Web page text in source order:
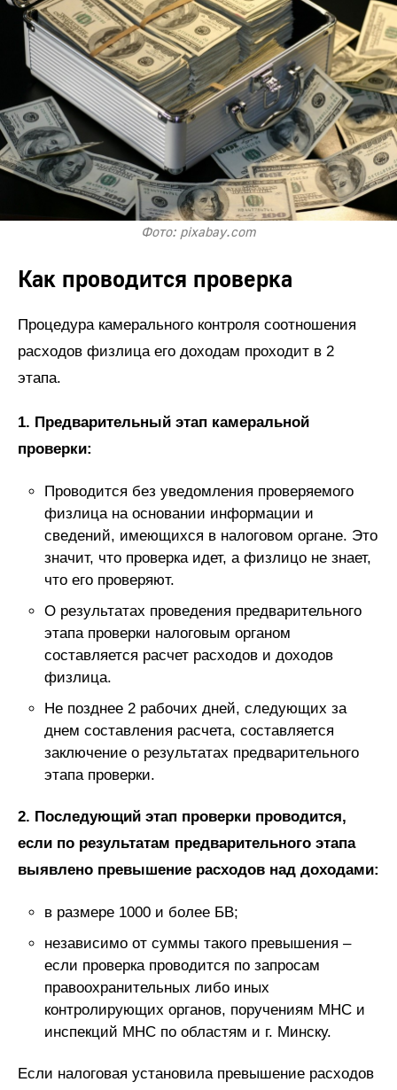
Фото: pixabay.com
Как проводится проверка
Процедура камерального контроля соотношения
расходов физлица его доходам проходит в 2
этапа.
1. Предварительный этап камеральной
проверки:
Проводится без уведомления проверяемого
физлица на основании информации и
сведений, имеющихся в налоговом органе. Это
значит, что проверка идет, а физлицо не знает,
что его проверяют.
О результатах проведения предварительного
этапа проверки налоговым органом
составляется расчет расходов и доходов
физлица.
Не позднее 2 рабочих дней, следующих за
днем составления расчета, составляется
заключение о результатах предварительного
этапа проверки.
2. Последующий этап проверки проводится,
если по результатам предварительного этапа
выявлено превышение расходов над доходами:
в размере 1000 и более БВ;
независимо от суммы такого превышения –
если проверка проводится по запросам
правоохранительных либо иных
контролирующих органов, поручениям МНС и
инспекций МНС по областям и г. Минску.
Если налоговая установила превышение расходов